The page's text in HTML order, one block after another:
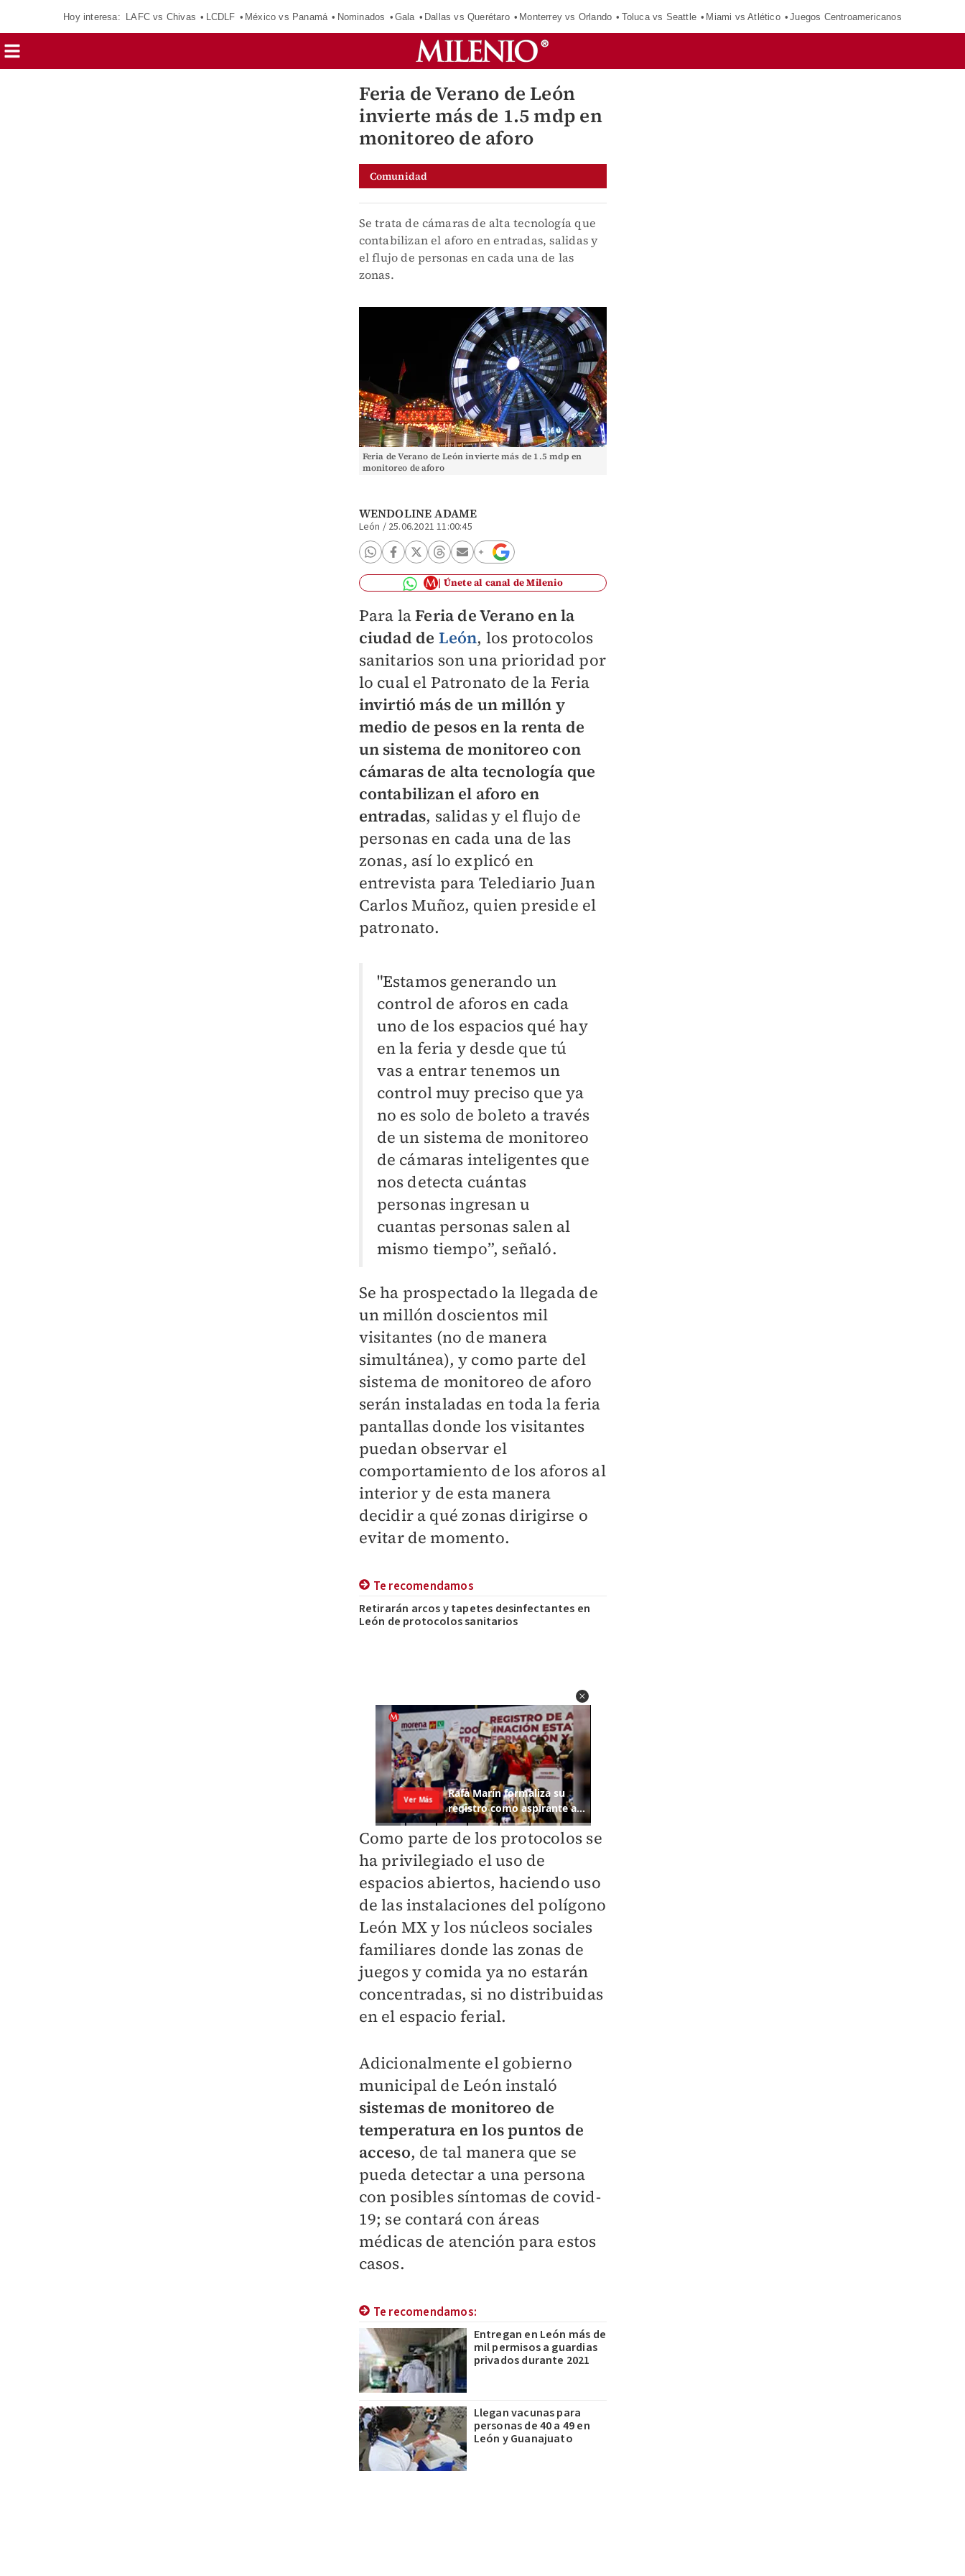
Hoy interesa: LAFC vs Chivas LCDLF México vs Panamá Nominados Gala Dallas vs Querétaro Monterrey vs Orlando Toluca vs Seattle Miami vs Atlético Juegos Centroamericanos
Feria de Verano de León
invierte más de 1.5 mdp en
monitoreo de aforo
Comunidad
Se trata de cámaras de alta tecnología que
contabilizan el aforo en entradas, salidas y
el flujo de personas en cada una de las
zonas.
Feria de Verano de León invierte más de 1.5 mdp en
monitoreo de aforo
WENDOLINE ADAME
León / 25.06.2021 11:00:45
Únete al canal de Milenio
Para laFeria de Verano en la
ciudad de León, los protocolos
sanitarios son una prioridad por
lo cual el Patronato de la Feria
invirtió más de un millón y
medio de pesos en la renta de
un sistema de monitoreo con
cámaras de alta tecnología que
contabilizan el aforo en
entradas, salidas y el flujo de
personas en cada una de las
zonas, así lo explicó en
entrevista para Telediario Juan
Carlos Muñoz, quien preside el
patronato.
"Estamos generando un
control de aforos en cada
uno de los espacios qué hay
en la feria y desde que tú
vas a entrar tenemos un
control muy preciso que ya
no es solo de boleto a través
de un sistema de monitoreo
de cámaras inteligentes que
nos detecta cuántas
personas ingresan u
cuantas personas salen al
mismo tiempo”, señaló.
Se ha prospectado la llegada de
un millón doscientos mil
visitantes (no de manera
simultánea), y como parte del
sistema de monitoreo de aforo
serán instaladas en toda la feria
pantallas donde los visitantes
puedan observar el
comportamiento de los aforos al
interior y de esta manera
decidir a qué zonas dirigirse o
evitar de momento.
Te recomendamos
Retirarán arcos y tapetes desinfectantes en
León de protocolos sanitarios
Como parte de los protocolos se
ha privilegiado el uso de
espacios abiertos, haciendo uso
de las instalaciones del polígono
León MX y los núcleos sociales
familiares donde las zonas de
juegos y comida ya no estarán
concentradas, si no distribuidas
en el espacio ferial.
Adicionalmente el gobierno
municipal de León instaló
sistemas de monitoreo de
temperatura en los puntos de
acceso, de tal manera que se
pueda detectar a una persona
con posibles síntomas de covid-
19; se contará con áreas
médicas de atención para estos
casos.
Te recomendamos:
Entregan en León más de
mil permisos a guardias
privados durante 2021
Llegan vacunas para
personas de 40 a 49 en
León y Guanajuato